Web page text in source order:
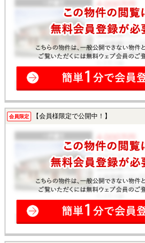
会員限定 【会員様限定で公開中！】